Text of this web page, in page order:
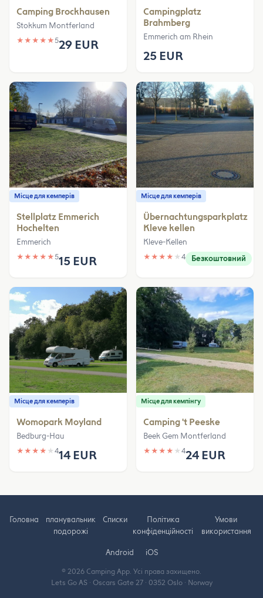
Camping Brockhausen
Stokkum Montferland
★ ★ ★ ★ ★529 EUR
Campingplatz
Brahmberg
Emmerich am Rhein
25 EUR
Місце для кемперів
Stellplatz Emmerich
Hochelten
Emmerich
★ ★ ★ ★ ★515 EUR
Місце для кемперів
Übernachtungsparkplatz
Kleve kellen
Kleve-Kellen
★ ★ ★ ★ ★ 4 Безкоштовний
Місце для кемперів
Womopark Moyland
Bedburg-Hau
★ ★ ★ ★ ★ 414 EUR
Місце для кемпінгу
Camping 't Peeske
Beek Gem Montferland
★ ★ ★ ★ ★ 424 EUR
Головна
планувальник
подорожі
Cписки
Політика
конфіденційності
Умови
використання
Android iOS
© 2026 Camping App. Усі права захищено.
Lets Go AS · Oscars Gate 27 · 0352 Oslo · Norway